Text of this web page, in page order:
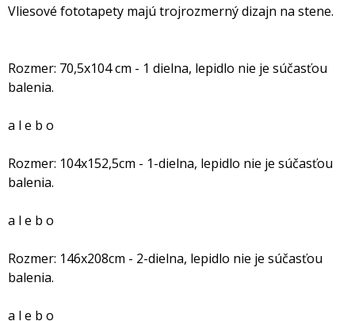
Vliesové fototapety majú trojrozmerný dizajn na stene.
Rozmer: 70,5x104 cm - 1 dielna, lepidlo nie je súčasťou
balenia.
a l e b o
Rozmer: 104x152,5cm - 1-dielna, lepidlo nie je súčasťou
balenia.
a l e b o
Rozmer: 146x208cm - 2-dielna, lepidlo nie je súčasťou
balenia.
a l e b o